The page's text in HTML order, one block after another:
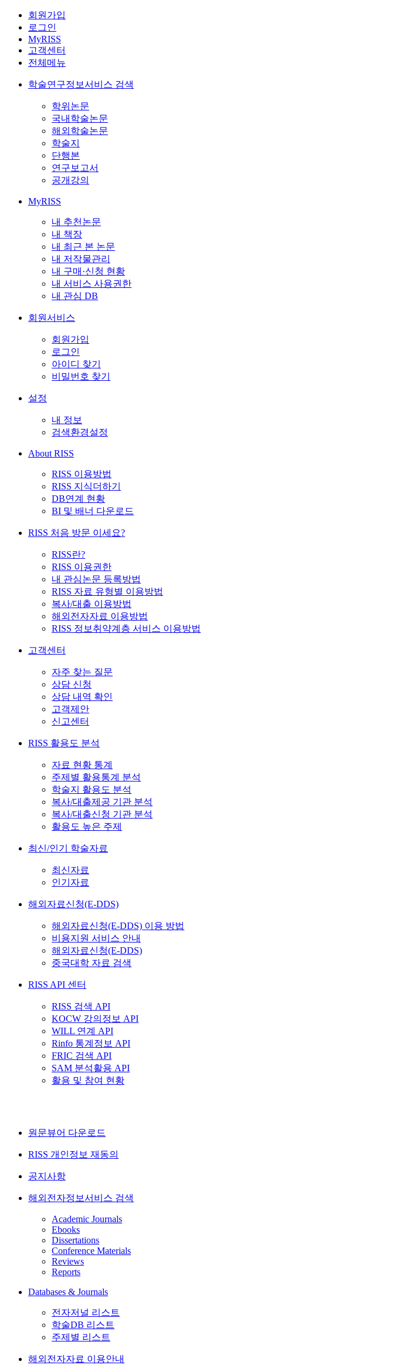
회원가입
로그인
MyRISS
고객센터
전체메뉴
학술연구정보서비스 검색
학위논문
국내학술논문
해외학술논문
학술지
단행본
연구보고서
공개강의
MyRISS
내 추천논문
내 책장
내 최근 본 논문
내 저작물관리
내 구매·신청 현황
내 서비스 사용권한
내 관심 DB
회원서비스
회원가입
로그인
아이디 찾기
비밀번호 찾기
설정
내 정보
검색환경설정
About RISS
RISS 이용방법
RISS 지식더하기
DB연계 현황
BI 및 배너 다운로드
RISS 처음 방문 이세요?
RISS란?
RISS 이용권한
내 관심논문 등록방법
RISS 자료 유형별 이용방법
복사/대출 이용방법
해외전자자료 이용방법
RISS 정보취약계층 서비스 이용방법
고객센터
자주 찾는 질문
상담 신청
상담 내역 확인
고객제안
신고센터
RISS 활용도 분석
자료 현황 통계
주제별 활용통계 분석
학술지 활용도 분석
복사/대출제공 기관 분석
복사/대출신청 기관 분석
활용도 높은 주제
최신/인기 학술자료
최신자료
인기자료
해외자료신청(E-DDS)
해외자료신청(E-DDS) 이용 방법
비용지원 서비스 안내
해외자료신청(E-DDS)
중국대학 자료 검색
RISS API 센터
RISS 검색 API
KOCW 강의정보 API
WILL 연계 API
Rinfo 통계정보 API
FRIC 검색 API
SAM 분석활용 API
활용 및 참여 현황
원문뷰어 다운로드
RISS 개인정보 재동의
공지사항
해외전자정보서비스 검색
Academic Journals
Ebooks
Dissertations
Conference Materials
Reviews
Reports
Databases & Journals
전자저널 리스트
학술DB 리스트
주제별 리스트
해외전자자료 이용안내